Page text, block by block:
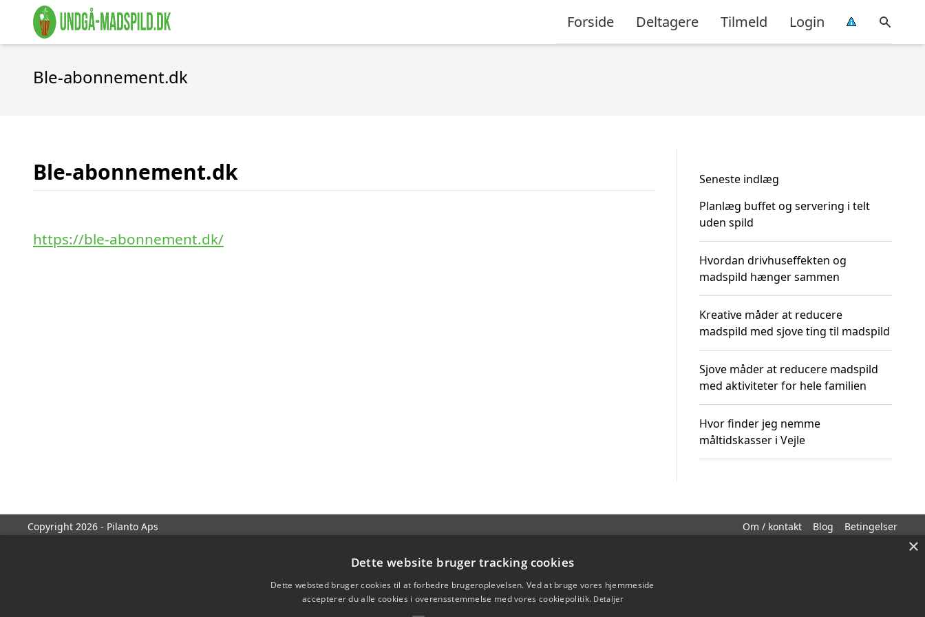
Forside Deltagere Tilmeld Login
Ble-abonnement.dk
Ble-abonnement.dk
https://ble-abonnement.dk/
Seneste indlæg
Planlæg buffet og servering i telt
uden spild
Hvordan drivhuseffekten og
madspild hænger sammen
Kreative måder at reducere
madspild med sjove ting til madspild
Sjove måder at reducere madspild
med aktiviteter for hele familien
Hvor finder jeg nemme
måltidskasser i Vejle
Copyright 2026 - Pilanto Aps Om / kontakt Blog Betingelser
×
Dette website bruger tracking cookies
Dette websted bruger cookies til at forbedre brugeroplevelsen. Ved at bruge vores hjemmeside
accepterer du alle cookies i overensstemmelse med vores cookiepolitik. Detaljer